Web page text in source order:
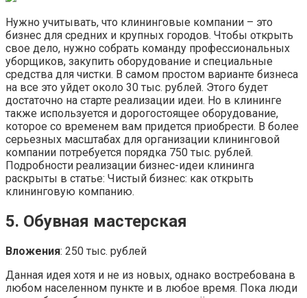
Нужно учитывать, что клининговые компании – это
бизнес для средних и крупных городов. Чтобы открыть
свое дело, нужно собрать команду профессиональных
уборщиков, закупить оборудование и специальные
средства для чистки. В самом простом варианте бизнеса
на все это уйдет около 30 тыс. рублей. Этого будет
достаточно на старте реализации идеи. Но в клининге
также используется и дорогостоящее оборудование,
которое со временем вам придется приобрести. В более
серьезных масштабах для организации клининговой
компании потребуется порядка 750 тыс. рублей.
Подробности реализации бизнес-идеи клининга
раскрыты в статье: Чистый бизнес: как открыть
клининговую компанию.
5. Обувная мастерская
Вложения: 250 тыс. рублей
Данная идея хотя и не из новых, однако востребована в
любом населенном пункте и в любое время. Пока люди